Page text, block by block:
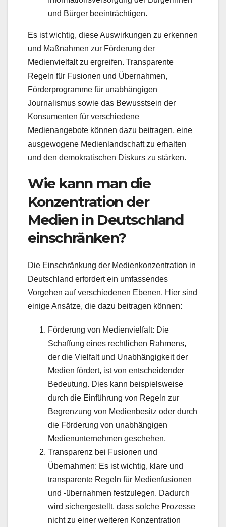
und Bürger beeinträchtigen.
Es ist wichtig, diese Auswirkungen zu erkennen
und Maßnahmen zur Förderung der
Medienvielfalt zu ergreifen. Transparente
Regeln für Fusionen und Übernahmen,
Förderprogramme für unabhängigen
Journalismus sowie das Bewusstsein der
Konsumenten für verschiedene
Medienangebote können dazu beitragen, eine
ausgewogene Medienlandschaft zu erhalten
und den demokratischen Diskurs zu stärken.
Wie kann man die
Konzentration der
Medien in Deutschland
einschränken?
Die Einschränkung der Medienkonzentration in
Deutschland erfordert ein umfassendes
Vorgehen auf verschiedenen Ebenen. Hier sind
einige Ansätze, die dazu beitragen können:
Förderung von Medienvielfalt: Die
Schaffung eines rechtlichen Rahmens,
der die Vielfalt und Unabhängigkeit der
Medien fördert, ist von entscheidender
Bedeutung. Dies kann beispielsweise
durch die Einführung von Regeln zur
Begrenzung von Medienbesitz oder durch
die Förderung von unabhängigen
Medienunternehmen geschehen.
Transparenz bei Fusionen und
Übernahmen: Es ist wichtig, klare und
transparente Regeln für Medienfusionen
und -übernahmen festzulegen. Dadurch
wird sichergestellt, dass solche Prozesse
nicht zu einer weiteren Konzentration